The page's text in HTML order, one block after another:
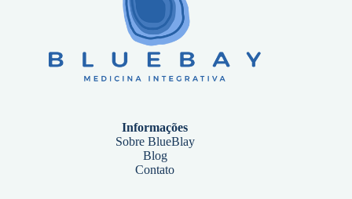
Informações
Sobre BlueBlay
Blog
Contato